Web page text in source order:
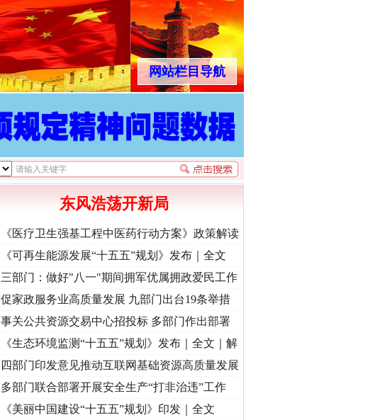
网站栏目导航
东风浩荡开新局
《医疗卫生强基工程中医药行动方案》政策解读
《可再生能源发展“十五五”规划》发布｜全文
三部门：做好"八一"期间拥军优属拥政爱民工作
促家政服务业高质量发展 九部门出台19条举措
事关公共资源交易中心招投标 多部门作出部署
《生态环境监测“十五五”规划》发布｜全文｜解
读
四部门印发意见推动互联网基础资源高质量发展
多部门联合部署开展安全生产“打非治违”工作
《美丽中国建设“十五五”规划》印发｜全文